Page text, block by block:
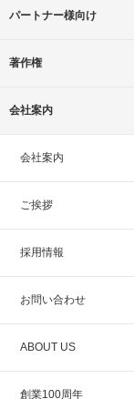
パートナー様向け
著作権
会社案内
会社案内
ご挨拶
採用情報
お問い合わせ
ABOUT US
創業100周年